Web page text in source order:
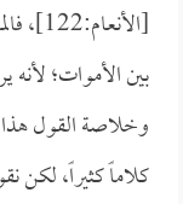
بين الأموات؛
وخلاصة القول
كلاماً كثيراً، لكن